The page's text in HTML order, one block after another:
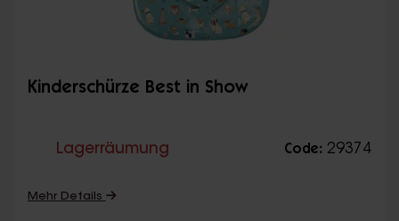
Kinderschürze Best in Show
Lagerräumung Code: 29374
Mehr Details